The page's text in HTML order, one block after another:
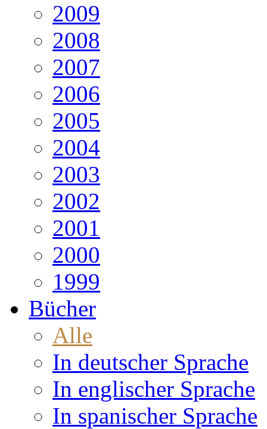
2009
2008
2007
2006
2005
2004
2003
2002
2001
2000
1999
Bücher
Alle
In deutscher Sprache
In englischer Sprache
In spanischer Sprache